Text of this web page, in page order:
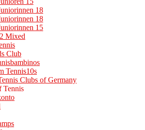
18
18
15
Mixed
Club
Tennis10s
Clubs of Germany
Tennis